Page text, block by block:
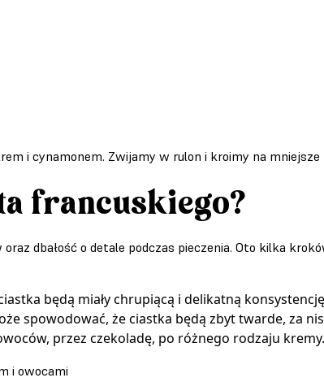
i cynamonem. Zwijamy w rulon i kroimy na mniejsze
francuskiego?
dbałość o detale podczas pieczenia. Oto kilka
będą miały chrupiącą i delikatną
spowodować, że ciastka będą zbyt twarde, za
przez czekoladę, po różnego rodzaju kremy.
i owocami